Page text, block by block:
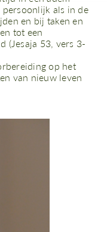
als in de
en bij taken en
tot een
(Jesaja 53, vers 3-
op het
van nieuw leven